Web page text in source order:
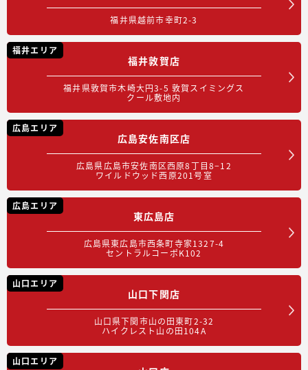
福井県越前市幸町2-3
福井エリア
福井敦賀店
福井県敦賀市木崎大円3-5 敦賀スイミングス
クール敷地内
広島エリア
広島安佐南区店
広島県広島市安佐南区西原8丁目8−12
ワイルドウッド西原201号室
広島エリア
東広島店
広島県東広島市西条町寺家1327-4
セントラルコーポK102
山口エリア
山口下関店
山口県下関市山の田東町2-32
ハイクレスト山の田104A
山口エリア